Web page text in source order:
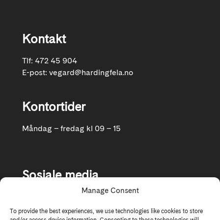
Manage Consent
To provide the best experiences, we use technologies like cookies to store
Kontakt
Tlf: 472 45 904
E-post: vegard@hardingfela.no
Kontortider
Måndag – fredag kl 09 – 15
Sosiale media
Følg oss gjerne på Facebook og Instagram